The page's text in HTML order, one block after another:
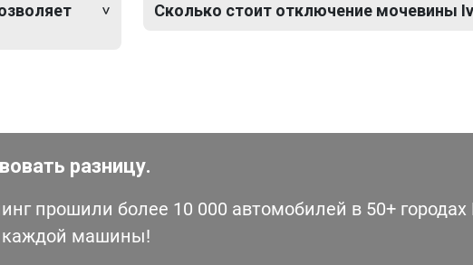
Сколько стоит отключение мочевины
разницу.
прошили более 10 000 автомобилей в 50+
каждой машины!